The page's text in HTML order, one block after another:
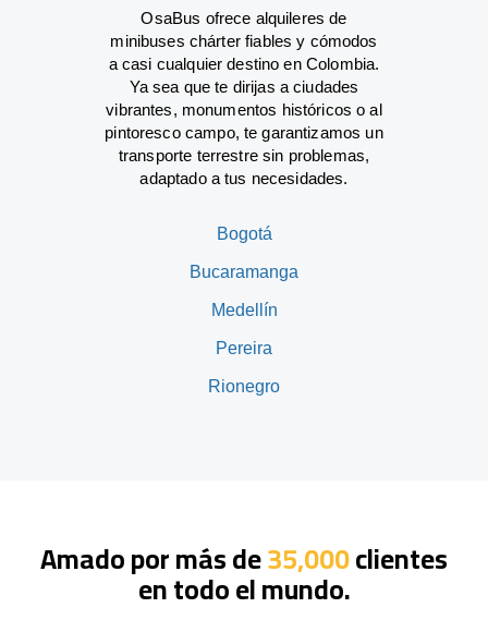
OsaBus ofrece alquileres de
minibuses chárter fiables y cómodos
a casi cualquier destino en Colombia.
Ya sea que te dirijas a ciudades
vibrantes, monumentos históricos o al
pintoresco campo, te garantizamos un
transporte terrestre sin problemas,
adaptado a tus necesidades.
Bogotá
Bucaramanga
Medellín
Pereira
Rionegro
Amado por más de35,000clientes
en todo el mundo.